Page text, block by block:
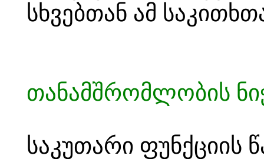
სხვებთან ამ
თანამშრომლობის
საკუთარი ფუნქციის